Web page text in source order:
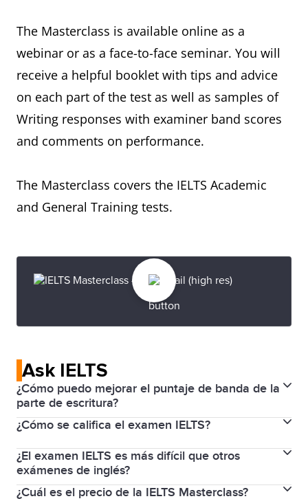
The Masterclass is available online as a
webinar or as a face-to-face seminar. You will
receive a helpful booklet with tips and advice
on each part of the test as well as samples of
Writing responses with examiner band scores
and comments on performance.
The Masterclass covers the IELTS Academic
and General Training tests.
Ask IELTS
¿Cómo puedo mejorar el puntaje de banda de la
parte de escritura?
Antes del día del examen, lea detenidamente los
criterios de evaluación que se usan para la parte de
escritura de los exámenes IELTS académico e IELTS
general. El examinador evaluará la Tarea de
¿Cómo se califica el examen IELTS?
IELTS utiliza un sistema de puntajes de 9 bandas
para medir e informar los puntajes de los exámenes
de una manera consistente. Reciba puntajes de
¿El examen IELTS es más difícil que otros
exámenes de inglés?
Miles de instituciones educativas, empleadores y
¿Cuál es el precio de la IELTS Masterclass?